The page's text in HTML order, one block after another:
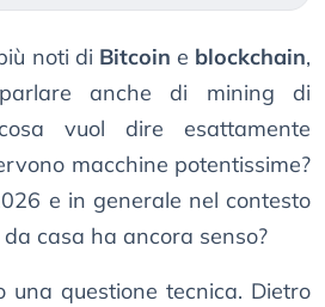
noti di Bitcoin e blockchain,
anche di mining di
vuol dire esattamente
macchine potentissime?
e in generale nel contesto
casa ha ancora senso?
una questione tecnica. Dietro